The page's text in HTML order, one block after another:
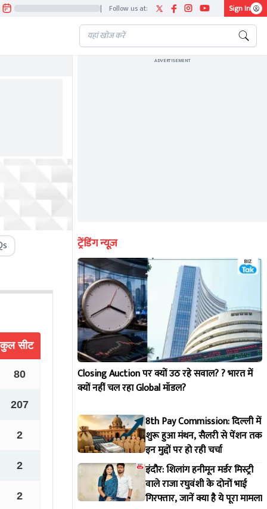
| Follow us at: Sign In
ADVERTISEMENT
ट्रेंडिंग न्यूज़
Closing Auction पर क्यों उठ रहे सवाल? ? भारत में
क्यों नहीं चल रहा Global मॉडल?
8th Pay Commission: दिल्ली में
शुरू हुआ मंथन, सैलरी से पेंशन तक
इन मुद्दों पर हो रही चर्चा
इंदौर: शिलांग हनीमून मर्डर मिस्ट्री
वाले राजा रघुवंशी के दोनों भाई
गिरफ्तार, जानें क्या है ये पूरा मामला